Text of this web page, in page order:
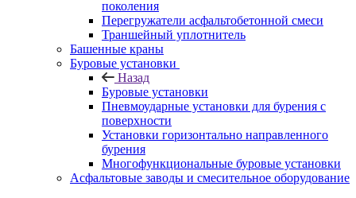
поколения
Перегружатели асфальтобетонной смеси
Траншейный уплотнитель
Башенные краны
Буровые установки
Назад
Буровые установки
Пневмоударные установки для бурения с
поверхности
Установки горизонтально направленного
бурения
Многофункциональные буровые установки
Асфальтовые заводы и смесительное оборудование